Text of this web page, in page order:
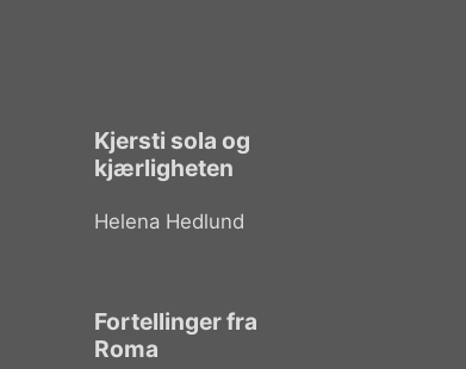
Kjersti sola og
kjærligheten
Helena Hedlund
Fortellinger fra
Roma